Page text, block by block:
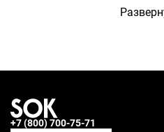
метро, престижный адрес и
инфраструктуре столицы.
+7 (800) 700-75-71